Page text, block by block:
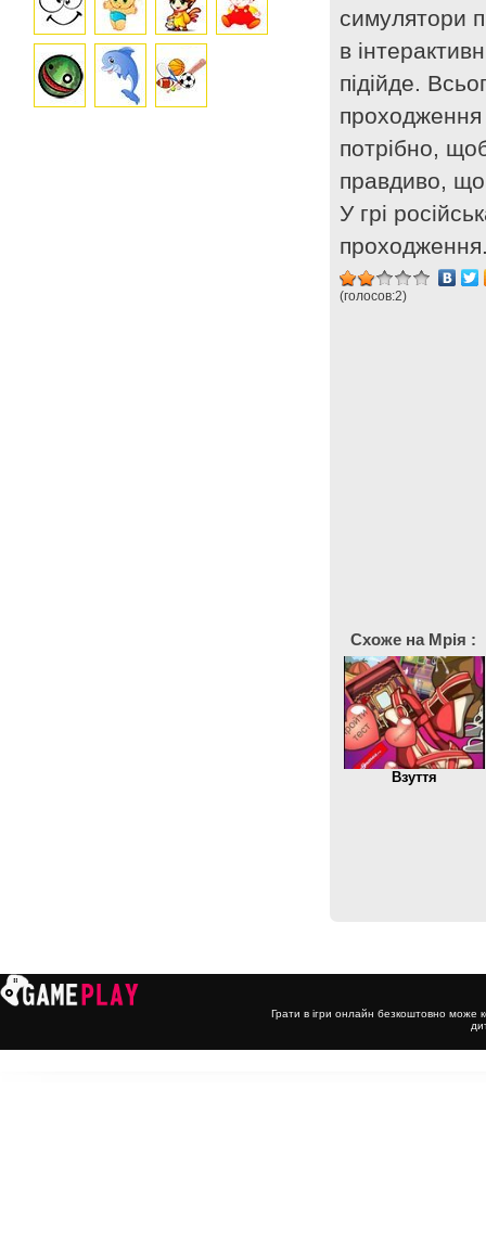
симулятори
в
підійде.
потрібно,
правдиво,
У грі
(голосов:2)
Схоже на Мрія :
Взуття
Грати в ігри онлайн безкоштовно може